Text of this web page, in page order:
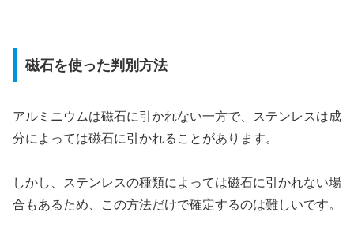
磁石を使った判別方法
アルミニウムは磁石に引かれない一方で、ステンレスは成
分によっては磁石に引かれることがあります。
しかし、ステンレスの種類によっては磁石に引かれない場
合もあるため、この方法だけで確定するのは難しいです。